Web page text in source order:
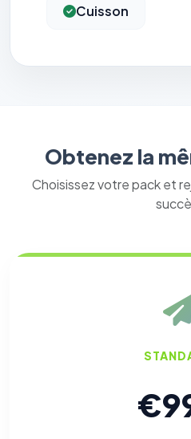
Cuisson
Obtenez la
Choisissez votre pack et